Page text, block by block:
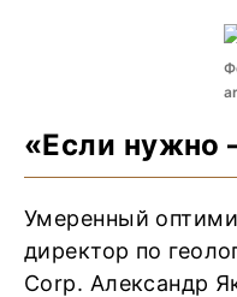
«Если нужно
Умеренный
директор по
Corp. Александр